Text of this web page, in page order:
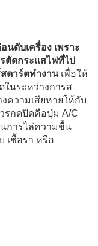
นดับเครื่อง เพราะ
ตัดกระแสไฟที่ไป
ตาร์ตทำงานเพื่อให้
ในระหว่างการส
ความเสียหายให้กับ
รกดปิดคือปุ่ม A/C
การไล่ความชื้น
เชื้อรา หรือ